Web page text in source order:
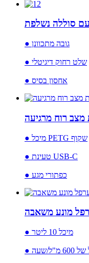
● גובה מתכוונן
● שלט רחוק דיגיטלי
● אחסון בסיס
רוח מרגיעה
● מיכל PETG שקוף
● טעינת USB-C
● כפתורי מגע
מונע משאבה
● מיכל 10 ליטר
שעה